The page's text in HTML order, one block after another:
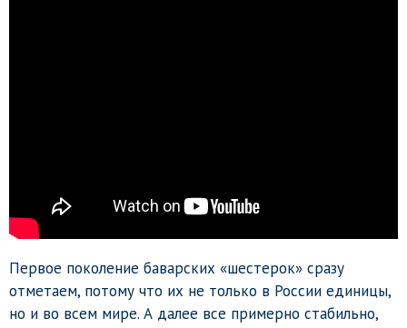
Первое поколение баварских «шестерок» сразу
отметаем, потому что их не только в России единицы,
но и во всем мире. А далее все примерно стабильно,